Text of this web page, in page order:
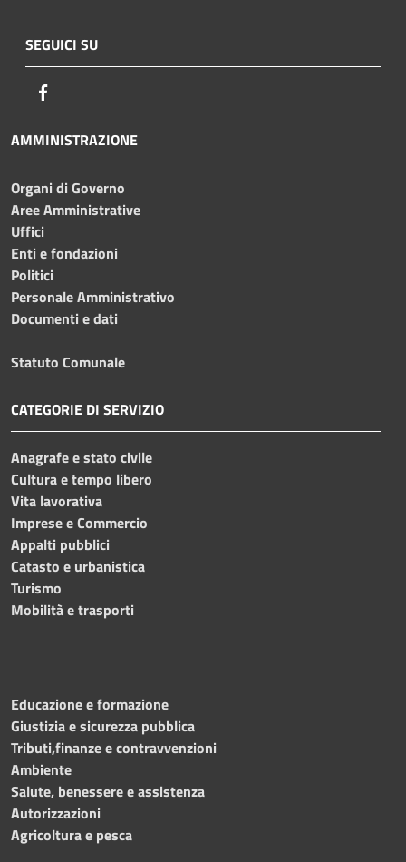
SEGUICI SU
AMMINISTRAZIONE
Organi di Governo
Aree Amministrative
Uffici
Enti e fondazioni
Politici
Personale Amministrativo
Documenti e dati
Statuto Comunale
CATEGORIE DI SERVIZIO
Anagrafe e stato civile
Cultura e tempo libero
Vita lavorativa
Imprese e Commercio
Appalti pubblici
Catasto e urbanistica
Turismo
Mobilità e trasporti
Educazione e formazione
Giustizia e sicurezza pubblica
Tributi,finanze e contravvenzioni
Ambiente
Salute, benessere e assistenza
Autorizzazioni
Agricoltura e pesca